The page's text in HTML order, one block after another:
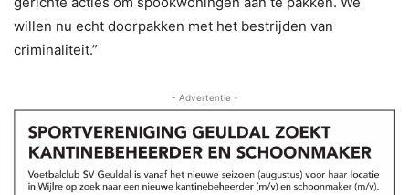
willen nu echt doorpakken met het bestrijden van
criminaliteit.”
- Advertentie -